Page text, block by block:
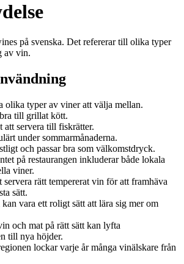
på svenska. Det refererar till olika typer
av vin.
olika typer av viner att välja mellan.
till grillat kött.
servera till fiskrätter.
under sommarmånaderna.
och passar bra som välkomstdryck.
på restaurangen inkluderar både lokala
viner.
rätt tempererat vin för att framhäva
sätt.
vara ett roligt sätt att lära sig mer om
och mat på rätt sätt kan lyfta
till nya höjder.
lockar varje år många vinälskare från